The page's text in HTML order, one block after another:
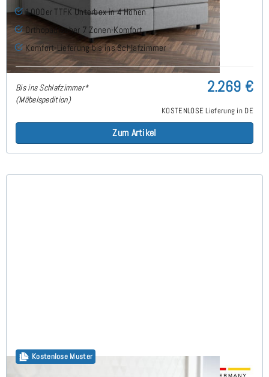
1000er TTFK Unterbox in 4 Höhen
Orthopädischer 7 Zonen-Komfort
Komfort-Lieferung bis ins Schlafzimmer
Bis ins Schlafzimmer*
(Möbelspedition)
2.269 €
KOSTENLOSE Lieferung in DE
Zum Artikel
Kostenlose Muster